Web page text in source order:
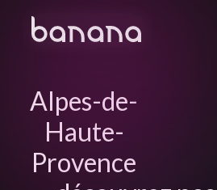
Alpes-de-
Haute-
Provence